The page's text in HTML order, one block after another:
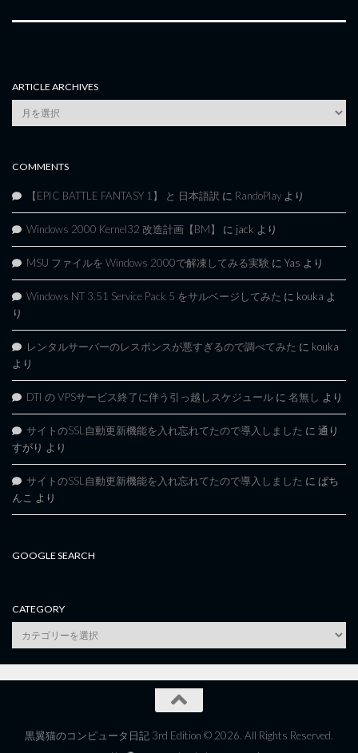
ARTICLE ARCHIVES
Article
Archives
COMMENTS
【EPIC BATTLE FANTASY 1】 と 日本語訳 に RandoPlay より
Windows 2000 Kernel32 改造計画【BM】 に jack より
MSU ファイルを Windows 2000で解凍してみる実験 に Yas より
Windows NT 3.51 Service Pack 5 をサルベージしてみた に kouka よ
り
レンタルサーバーのレスポンスが悪すぎるので調べてみた に kouka
より
DTI の VPSサービス終了に伴う引っ越しスケジュール に 名無し より
サイトのSSL自動更新機能を入れ忘れてたので導入しました に 通り
すがり より
サイトのSSL自動更新機能を入れ忘れてたので導入しました に ぱち
んこ より
GOOGLE SEARCH
CATEGORY
category
黒翼猫のコンピュータ日記 3rd Edition © 2026. All Rights Reserved.